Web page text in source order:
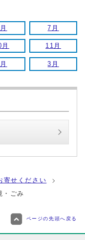
7月
11月
3月
寄せください
・ごみ
ページの先頭へ戻る